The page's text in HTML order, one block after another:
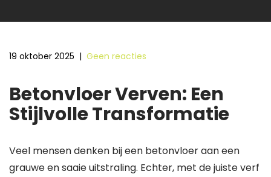
19 oktober 2025 | Geen reacties
Betonvloer Verven: Een
Stijlvolle Transformatie
Veel mensen denken bij een betonvloer aan een
grauwe en saaie uitstraling. Echter, met de juiste verf